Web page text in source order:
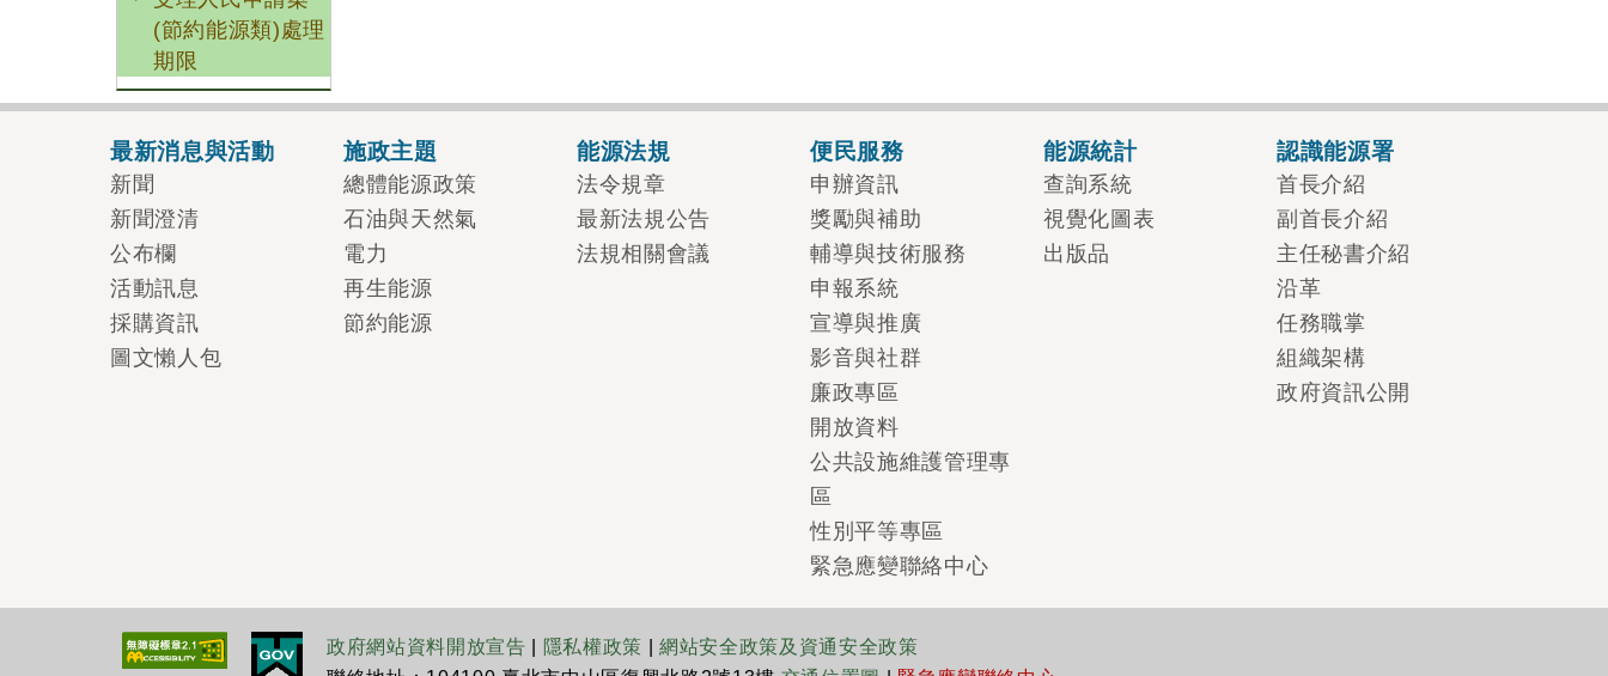
(節約能源類)處理
期限
最新消息與活動
新聞
新聞澄清
公布欄
活動訊息
採購資訊
圖文懶人包
施政主題
總體能源政策
石油與天然氣
電力
再生能源
節約能源
能源法規
法令規章
最新法規公告
法規相關會議
便民服務
申辦資訊
獎勵與補助
輔導與技術服務
申報系統
宣導與推廣
影音與社群
廉政專區
開放資料
公共設施維護管理專
區
性別平等專區
緊急應變聯絡中心
能源統計
查詢系統
視覺化圖表
出版品
認識能源署
首長介紹
副首長介紹
主任秘書介紹
沿革
任務職掌
組織架構
政府資訊公開
政府網站資料開放宣告 隱私權政策 |網站安全政策及資通安全政策